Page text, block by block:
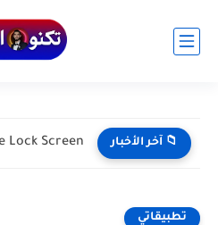
📁 آخر الأخبار
تطبيقاتي